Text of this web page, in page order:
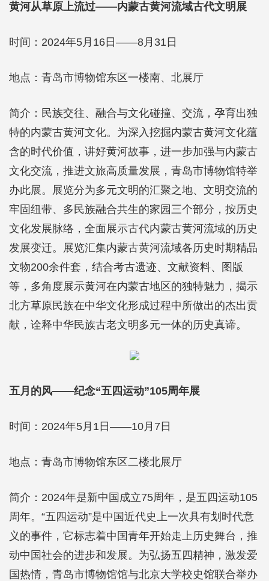
黄河从草原上流过——内蒙古黄河流域古代文明展
时间：2024年5月16日——8月31日
地点：青岛市博物馆东区一楼南、北展厅
简介：民族交往、融合与文化碰撞、交流，孕育出独
特的内蒙古黄河文化。为深入挖掘内蒙古黄河文化蕴
含的时代价值，讲好黄河故事，进一步加强与内蒙古
文化交流，推进文旅高质量发展，青岛市博物馆特举
办此展。展览分为多元文明的汇聚之地、文明交流的
牢固纽带、多民族融合共生的家园三个部分，按历史
文化发展脉络，全面展示古代内蒙古黄河流域的历史
发展变迁。展览汇集内蒙古黄河流域各历史时期精品
文物200余件套，结合考古遗迹、文献资料、图版
等，多角度展示黄河在内蒙古地区的独特魅力，揭示
北方草原民族在中华文化形成过程中所做出的杰出贡
献，诠释中华民族古老文明多元一体的历史真谛。
五月的风——纪念“五四运动”105周年展
时间：2024年5月1日——10月7日
地点：青岛市博物馆东区二楼北展厅
简介：2024年是新中国成立75周年，是五四运动105
周年。“五四运动”是中国近代史上一次具有划时代意
义的事件，它标志着中国青年开始走上历史舞台，推
动中国社会的进步和发展。为弘扬五四精神，激发爱
国热情，青岛市博物馆馆与北京大学校史馆联合举办